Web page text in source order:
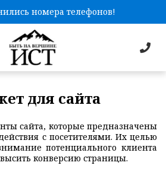
номера телефонов!
для сайта
сайта, которые предназначены
с посетителями. Их целью
потенциального клиента
конверсию страницы.